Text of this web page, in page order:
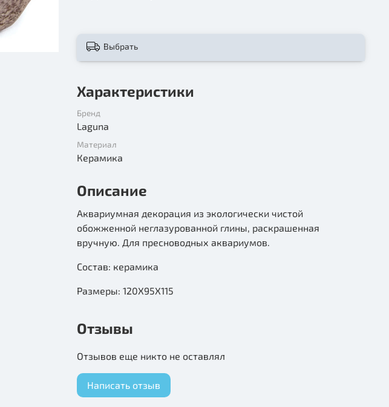
Выбрать
Характеристики
Бренд
Laguna
Материал
Керамика
Описание
Аквариумная декорация из экологически чистой
обожженной неглазурованной глины, раскрашенная
вручную. Для пресноводных аквариумов.
Состав: керамика
Размеры: 120Х95Х115
Отзывы
Отзывов еще никто не оставлял
Написать отзыв